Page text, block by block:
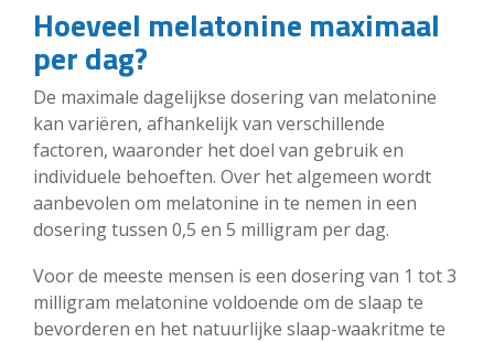
Hoeveel melatonine maximaal
per dag?
De maximale dagelijkse dosering van melatonine
kan variëren, afhankelijk van verschillende
factoren, waaronder het doel van gebruik en
individuele behoeften. Over het algemeen wordt
aanbevolen om melatonine in te nemen in een
dosering tussen 0,5 en 5 milligram per dag.
Voor de meeste mensen is een dosering van 1 tot 3
milligram melatonine voldoende om de slaap te
bevorderen en het natuurlijke slaap-waakritme te